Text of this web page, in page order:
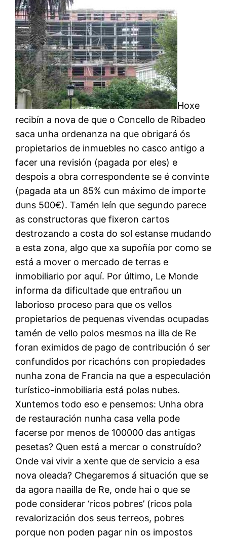
Hoxe
recibín a nova de que o Concello de Ribadeo
saca unha ordenanza na que obrigará ós
propietarios de inmuebles no casco antigo a
facer una revisión (pagada por eles) e
despois a obra correspondente se é convinte
(pagada ata un 85% cun máximo de importe
duns 500€). Tamén leín que segundo parece
as constructoras que fixeron cartos
destrozando a costa do sol estanse mudando
a esta zona, algo que xa supoñía por como se
está a mover o mercado de terras e
inmobiliario por aquí. Por último, Le Monde
informa da dificultade que entrañou un
laborioso proceso para que os vellos
propietarios de pequenas vivendas ocupadas
tamén de vello polos mesmos na illa de Re
foran eximidos de pago de contribución ó ser
confundidos por ricachóns con propiedades
nunha zona de Francia na que a especulación
turístico-inmobiliaria está polas nubes.
Xuntemos todo eso e pensemos: Unha obra
de restauración nunha casa vella pode
facerse por menos de 100000 das antigas
pesetas? Quen está a mercar o construído?
Onde vai vivir a xente que de servicio a esa
nova oleada? Chegaremos á situación que se
da agora naailla de Re, onde hai o que se
pode considerar ‘ricos pobres’ (ricos pola
revalorización dos seus terreos, pobres
porque non poden pagar nin os impostos